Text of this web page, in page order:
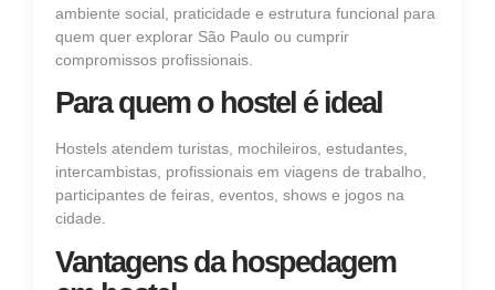
ambiente social, praticidade e estrutura funcional para
quem quer explorar São Paulo ou cumprir
compromissos profissionais.
Para quem o hostel é ideal
Hostels atendem turistas, mochileiros, estudantes,
intercambistas, profissionais em viagens de trabalho,
participantes de feiras, eventos, shows e jogos na
cidade.
Vantagens da hospedagem